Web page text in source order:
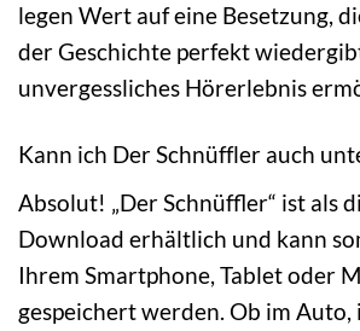
legen Wert auf eine Besetzung,
der Geschichte perfekt
unvergessliches Hörerlebnis
Kann ich Der Schnüffler auch
Absolut! „Der Schnüffler“ ist als
Download erhältlich und kann
Ihrem Smartphone, Tablet oder
gespeichert werden. Ob im Auto,